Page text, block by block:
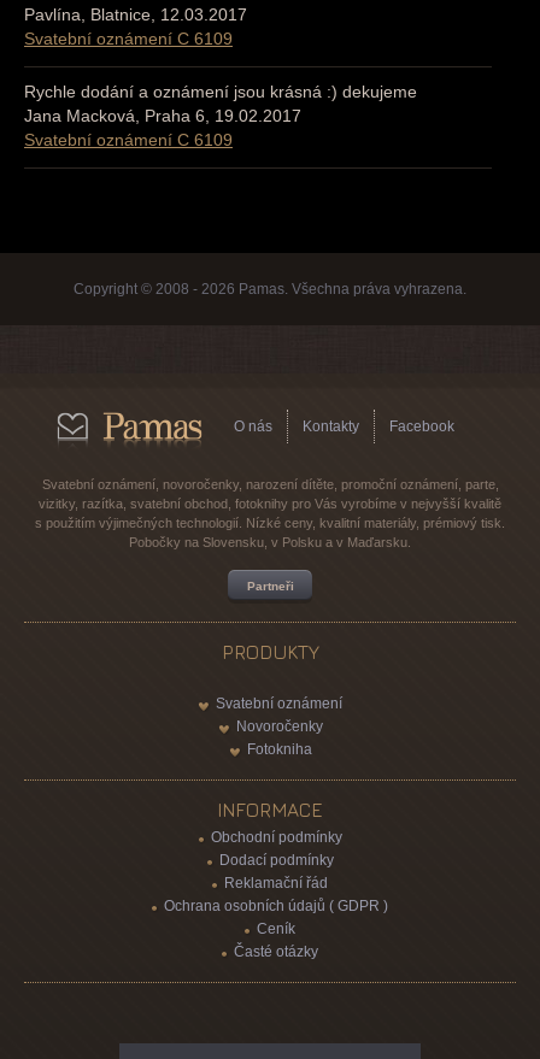
Pavlína, Blatnice, 12.03.2017
Svatební oznámení C 6109
Rychle dodání a oznámení jsou krásná :) dekujeme
Jana Macková, Praha 6, 19.02.2017
Svatební oznámení C 6109
Copyright © 2008 - 2026 Pamas. Všechna práva vyhrazena.
O nás Kontakty Facebook
Svatební oznámení, novoročenky, narození dítěte, promoční oznámení, parte,
vizitky, razítka, svatební obchod, fotoknihy pro Vás vyrobíme v nejvyšší kvalitě
s použitím výjimečných technologií. Nízké ceny, kvalitní materiály, prémiový tisk.
Pobočky na Slovensku, v Polsku a v Maďarsku.
Partneři
PRODUKTY
Svatební oznámení
Novoročenky
Fotokniha
INFORMACE
Obchodní podmínky
Dodací podmínky
Reklamační řád
Ochrana osobních údajů ( GDPR )
Ceník
Časté otázky